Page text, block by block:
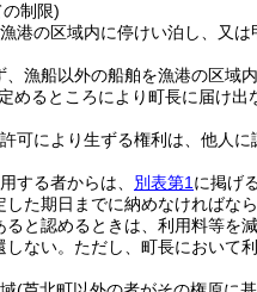
制限)
港の区域内に停けい泊し、又は
、漁船以外の船舶を漁港の区域
めるところにより町長に届け出
可により生ずる権利は、他人
する者からは、 別表第1 に掲げ
た期日までに納めなければなら
と認めるときは、利用料等を
ない。 ただし、町長において